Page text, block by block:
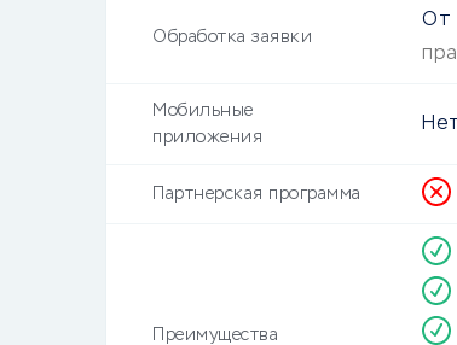
Обработка заявки
От
Мобильные
приложения
Партнерская программа
Преимущества